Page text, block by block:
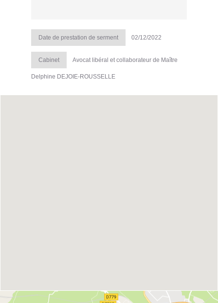
Date de prestation de serment 02/12/2022
Cabinet Avocat libéral et collaborateur de Maître
Delphine DEJOIE-ROUSSELLE